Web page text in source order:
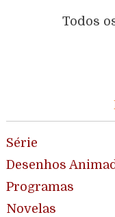
Todos
Série
Desenhos
Programas
Novelas